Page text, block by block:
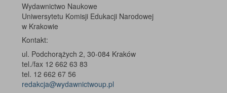
Wydawnictwo Naukowe
Uniwersytetu Komisji Edukacji Narodowej
w Krakowie
Kontakt:
ul. Podchorążych 2, 30-084 Kraków
tel./fax 12 662 63 83
tel. 12 662 67 56
redakcja@wydawnictwoup.pl